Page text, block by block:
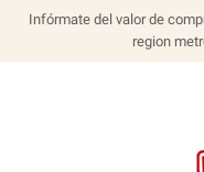
Infórmate del valor de
region